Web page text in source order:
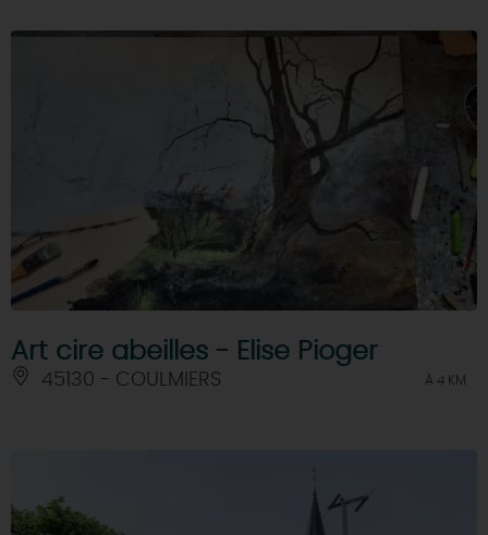
Art cire abeilles - Elise Pioger
45130 - COULMIERS À 4 KM